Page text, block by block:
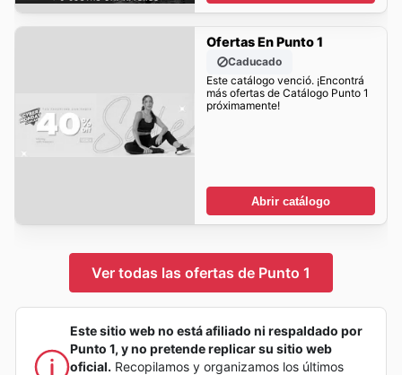
Ofertas En Punto 1
Caducado
Este catálogo venció. ¡Encontrá
más ofertas de Catálogo Punto 1
próximamente!
Abrir catálogo
Ver todas las ofertas de Punto 1
Este sitio web no está afiliado ni respaldado por
Punto 1, y no pretende replicar su sitio web
oficial. Recopilamos y organizamos los últimos